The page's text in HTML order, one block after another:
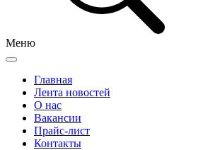
Меню
Главная
Лента новостей
О нас
Вакансии
Прайс-лист
Контакты